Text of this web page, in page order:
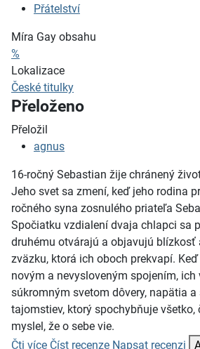
Přátelství
Míra Gay obsahu
%
Lokalizace
České titulky
Přeloženo
Přeložil
agnus
16-ročný Sebastian žije chránený
Jeho svet sa zmení, keď jeho rodina
ročného syna zosnulého priateľa
Spočiatku vzdialení dvaja chlapci sa
druhému otvárajú a objavujú blízkosť
zväzku, ktorá ich oboch prekvapí.
novým a nevysloveným spojením,
súkromným svetom dôvery, napätia a
tajomstiev, ktorý spochybňuje všetko,
myslel, že o sebe vie.
Čti více Číst recenze Napsat recenzi